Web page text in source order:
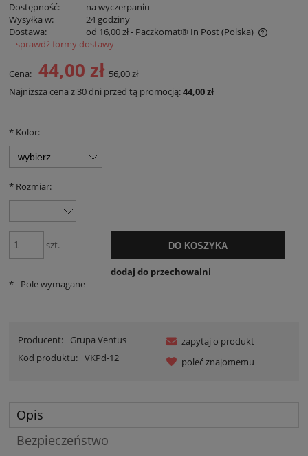
Dostępność:
na wyczerpaniu
Wysyłka w:
24 godziny
Dostawa:
od 16,00 zł- Paczkomat® In Post(Polska)
Cena nie zawiera ewentualnych kosztów płatności
sprawdź formy dostawy
Cena: 44,00 zł 56,00 zł
Najniższa cena z 30 dni przed tą promocją:44,00 zł
* Kolor:
* Rozmiar:
szt. DO KOSZYKA
dodaj do przechowalni
*- Pole wymagane
Producent:
Grupa Ventus
Kod produktu: VKPd-12
zapytaj o produkt
poleć znajomemu
Opis
Bezpieczeństwo